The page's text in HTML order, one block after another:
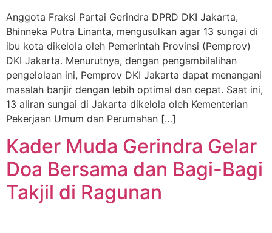
Anggota Fraksi Partai Gerindra DPRD DKI Jakarta,
Bhinneka Putra Linanta, mengusulkan agar 13 sungai di
ibu kota dikelola oleh Pemerintah Provinsi (Pemprov)
DKI Jakarta. Menurutnya, dengan pengambilalihan
pengelolaan ini, Pemprov DKI Jakarta dapat menangani
masalah banjir dengan lebih optimal dan cepat. Saat ini,
13 aliran sungai di Jakarta dikelola oleh Kementerian
Pekerjaan Umum dan Perumahan […]
Kader Muda Gerindra Gelar
Doa Bersama dan Bagi-Bagi
Takjil di Ragunan